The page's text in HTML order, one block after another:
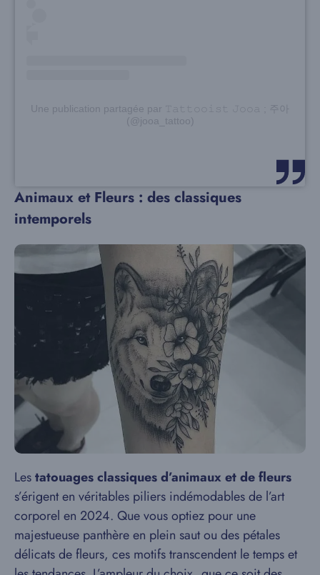
Une publication partagée par 𝚃𝚊𝚝𝚝𝚘𝚘𝚒𝚜𝚝 𝙹𝚘𝚘𝚊 ; 주아
(@jooa_tattoo)
Animaux et Fleurs : des classiques
intemporels
Lestatouages classiques d’animaux et de fleurs
s’érigent en véritables piliers indémodables de l’art
corporel en 2024. Que vous optiez pour une
majestueuse panthère en plein saut ou des pétales
délicats de fleurs, ces motifs transcendent le temps et